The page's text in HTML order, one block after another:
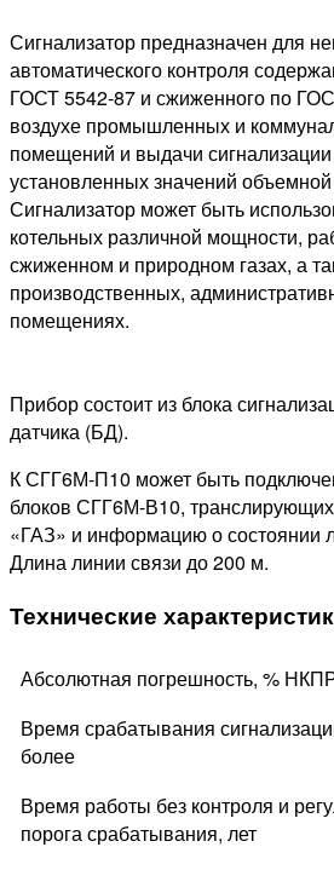
Сигнализатор предназначен для
автоматического контроля
ГОСТ 5542-87 и сжиженного по
воздухе промышленных и
помещений и выдачи
установленных значений
Сигнализатор может быть
котельных различной мощности,
сжиженном и природном газах, а
производственных,
помещениях.
Прибор состоит из блока
датчика (БД).
К СГГ6М-П10 может быть
блоков СГГ6М-В10,
«ГАЗ» и информацию о состоянии
Длина линии связи до 200 м.
Технические
Абсолютная погрешность, %
Время срабатывания
более
Время работы без контроля и
порога срабатывания, лет